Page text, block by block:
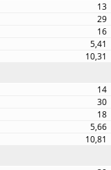
13
29
16
5,41
10,31
14
30
18
5,66
10,81